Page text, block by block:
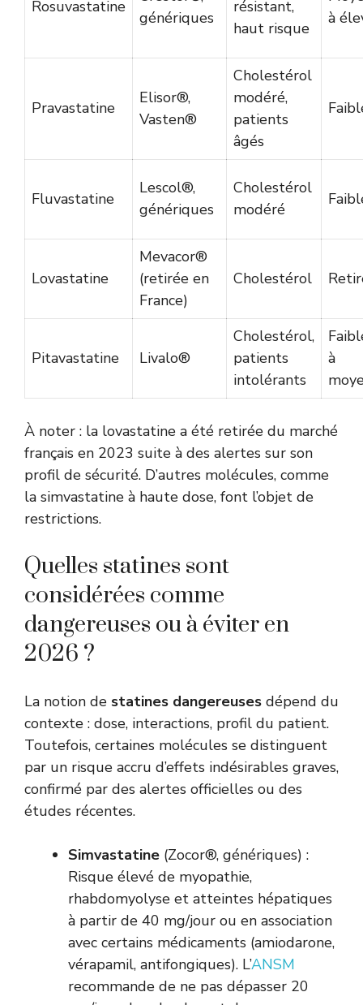
Rosuvastatine
génériques
résistant,
haut risque
à
Pravastatine
Elisor®,
Vasten®
Cholestérol
modéré,
patients
âgés
Fluvastatine
Lescol®,
génériques
Cholestérol
modéré
Lovastatine
Mevacor®
(retirée en
France)
Cholestérol
Pitavastatine Livalo®
Cholestérol,
patients
intolérants
à
À noter : la lovastatine a été retirée du marché
français en 2023 suite à des alertes sur son
profil de sécurité. D’autres molécules, comme
la simvastatine à haute dose, font l’objet de
restrictions.
Quelles statines sont
considérées comme
dangereuses ou à éviter en
2026 ?
La notion de statines dangereuses dépend du
contexte : dose, interactions, profil du patient.
Toutefois, certaines molécules se distinguent
par un risque accru d’effets indésirables graves,
confirmé par des alertes officielles ou des
études récentes.
Simvastatine (Zocor®, génériques) :
Risque élevé de myopathie,
rhabdomyolyse et atteintes hépatiques
à partir de 40 mg/jour ou en association
avec certains médicaments (amiodarone,
vérapamil, antifongiques). L’ANSM
recommande de ne pas dépasser 20